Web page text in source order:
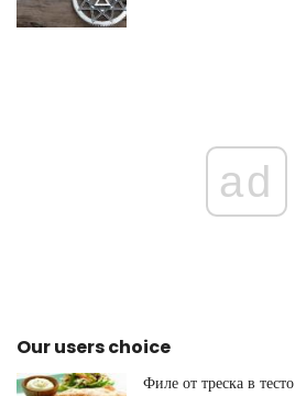
ad
Our users choice
Филе от треска в тесто